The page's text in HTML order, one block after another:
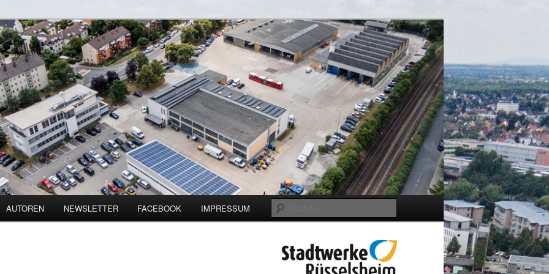
und Digitalisierung
AUTOREN NEWSLETTER FACEBOOK IMPRESSUM